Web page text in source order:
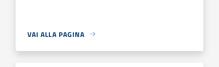
VAI ALLA PAGINA